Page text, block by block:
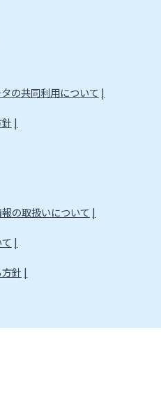
の共同利用について
の取扱いについて
針